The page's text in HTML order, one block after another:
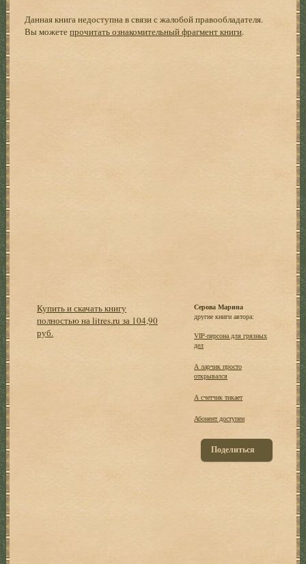
Данная книга недоступна в связи с жалобой правообладателя.
Вы можетепрочитать ознакомительный фрагмент книги.
Купить и скачать книгу
полностью на litres.ru за 104,90
руб.
Серова Марина
другие книги автора:
VIP-персона для грязных
дел
А ларчик просто
открывался
А счетчик тикает
Абонент доступен
Поделиться